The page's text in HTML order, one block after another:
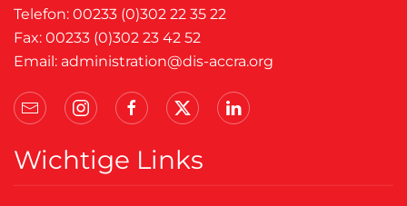
Telefon: 00233 (0)302 22 35 22
Fax: 00233 (0)302 23 42 52
Email: administration@dis-accra.org
Wichtige Links